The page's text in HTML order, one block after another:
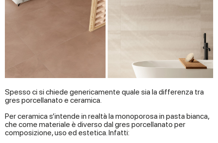
Spesso ci si chiede genericamente quale sia la differenza tra
gres porcellanato e ceramica.
Per ceramica s’intende in realtà la monoporosa in pasta bianca,
che come materiale è diverso dal gres porcellanato per
composizione, uso ed estetica. Infatti: